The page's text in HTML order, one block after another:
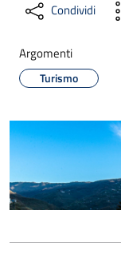
Condividi
Argomenti
Turismo